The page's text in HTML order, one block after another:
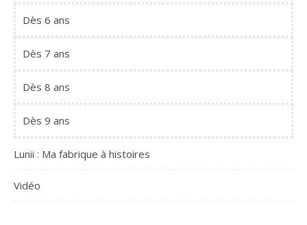
Dès 6 ans
Dès 7 ans
Dès 8 ans
Dès 9 ans
Lunii : Ma fabrique à histoires
Vidéo